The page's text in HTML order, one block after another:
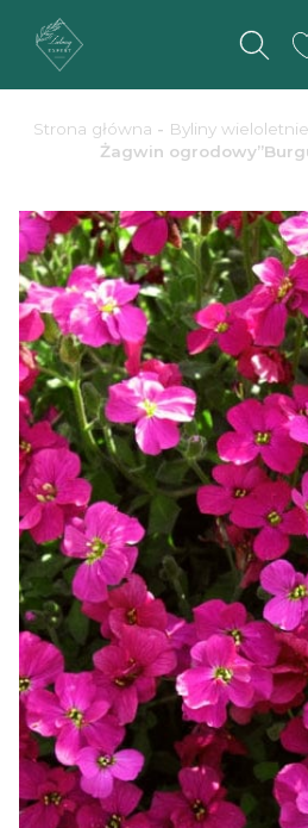
Strona główna - Byliny
Żagwin